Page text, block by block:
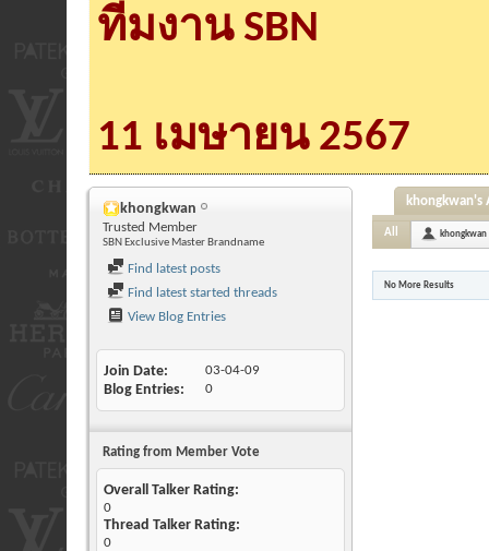
ทีมงาน SBN
11 เมษายน 2567
khongkwan
Trusted Member
SBN Exclusive Master Brandname
Find latest posts
Find latest started threads
View Blog Entries
Join Date 03-04-09
Blog Entries 0
Rating from Member Vote
Overall Talker Rating:
0
Thread Talker Rating:
0
khongkwan's
All khongkwan
No More Results